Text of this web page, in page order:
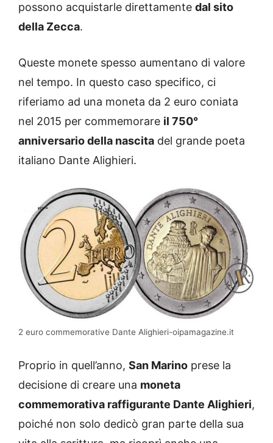
possono acquistarle direttamente dal sito
della Zecca.
Queste monete spesso aumentano di valore
nel tempo. In questo caso specifico, ci
riferiamo ad una moneta da 2 euro coniata
nel 2015 per commemorare il 750°
anniversario della nascita del grande poeta
italiano Dante Alighieri.
2 euro commemorative Dante Alighieri-oipamagazine.it
Proprio in quell’anno, San Marino prese la
decisione di creare una moneta
commemorativa raffigurante Dante Alighieri,
poiché non solo dedicò gran parte della sua